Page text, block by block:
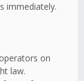
immediately.
on
law.